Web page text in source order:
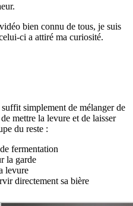
bien connu de tous, je suis
ci a attiré ma curiosité.
simplement de mélanger de
mettre la levure et de laisser
du reste :
fermentation
la garde
levure
directement sa bière